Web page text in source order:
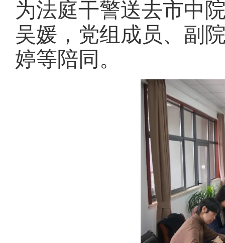
为法庭干警送去市中
吴媛，党组成员、副
婷等陪同。